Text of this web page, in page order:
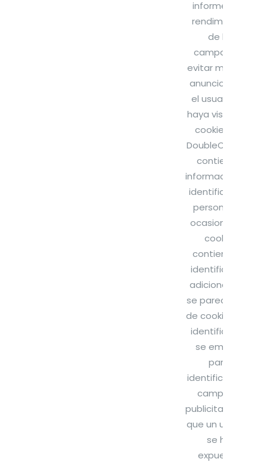
informes de
rendimiento
de la
campaña y
evitar mostrar
anuncios que
el usuario ya
haya visto. Las
cookies de
DoubleClick no
contienen
información de
identificación
personal. En
ocasiones, la
cookie
contiene un
identificador
adicional que
se parece al ID
de cookie. Este
identificador
se emplea
para
identificar una
campaña
publicitaria a la
que un usuario
se ha
expuesto